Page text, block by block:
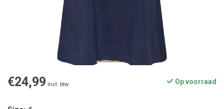
€24,99 Incl. btw Op voorraad